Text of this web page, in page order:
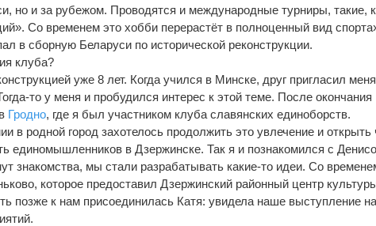
но и за рубежом. Проводятся и международные турниры, такие,
Со временем это хобби перерастёт в полноценный вид
в сборную Беларуси по исторической реконструкции.
клуба?
уже 8 лет. Когда учился в Минске, друг пригласил меня
то у меня и пробудился интерес к этой теме. После окончания
Гродно, где я был участником клуба славянских единоборств.
в родной город захотелось продолжить это увлечение и открыть
единомышленников в Дзержинске. Так я и познакомился с
знакомства, мы стали разрабатывать какие-то идеи. Со
которое предоставил Дзержинский районный центр
позже к нам присоединилась Катя: увидела наше выступление на